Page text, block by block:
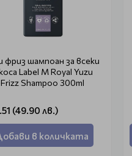
фриз шампоан за всеки
Label M Royal Yuzu
Shampoo 300ml
(49.90 лв.)
в количката